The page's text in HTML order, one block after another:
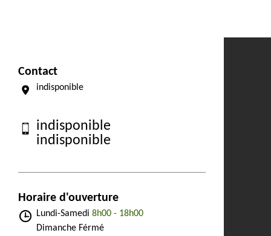
Contact
indisponible
indisponible
indisponible
Horaire d'ouverture
Lundi-Samedi 8h00 - 18h00
Dimanche Férmé